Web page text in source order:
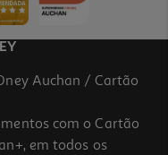
Auchan / Cartão
com o Cartão
em todos os